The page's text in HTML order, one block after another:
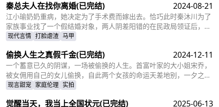
秦总夫人在找你离婚(已完结) 2024-08-21
江小瑜奶奶重病，她决定为了手术费而嫁出去。恰巧此时秦沐川为了
家族事业找了一个假结婚对象，两人阴差阳错的在民政局领证后，秦
沐川计划一年后离婚并留下电话。一年后，江小瑜在秦沐川的公司面
现代言情 打脸虐渣 马甲
偷换人生之真假千金(已完结) 2024-12-11
一个蓄意已久的阴谋，一场被偷换的人生。首富叶家的大小姐宋乔，
被女佣用自己的女儿偷换，自此两个女孩的命运天差地别，一夕之间
本该是天之骄女的宋乔沦落为佣人女儿，从小备受折磨。而本该贫穷
现言甜宠 家庭伦理 实拍
觉醒当天，我当上全国状元(已完结) 2025-06-13